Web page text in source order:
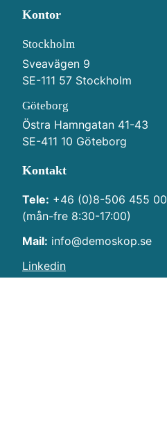
Kontor
Stockholm
Sveavägen 9
SE-111 57 Stockholm
Göteborg
Östra Hamngatan 41-43
SE-411 10 Göteborg
Kontakt
Tele: +46 (0)8-506 455 00
(mån-fre 8:30-17:00)
Mail: info@demoskop.se
Linkedin